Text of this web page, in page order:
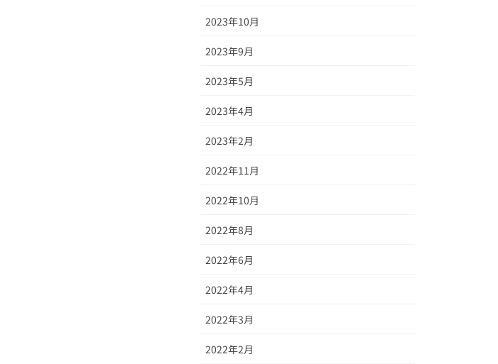
2023年10月
2023年9月
2023年5月
2023年4月
2023年2月
2022年11月
2022年10月
2022年8月
2022年6月
2022年4月
2022年3月
2022年2月